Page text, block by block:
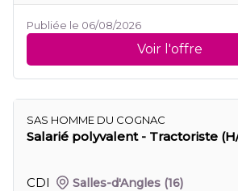
Publiée le 06/08/2026
Voir l'offre
SAS HOMME DU COGNAC
Salarié polyvalent - Tractoriste
CDI Salles-d'Angles (16)